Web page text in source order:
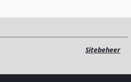
Sitebeheer